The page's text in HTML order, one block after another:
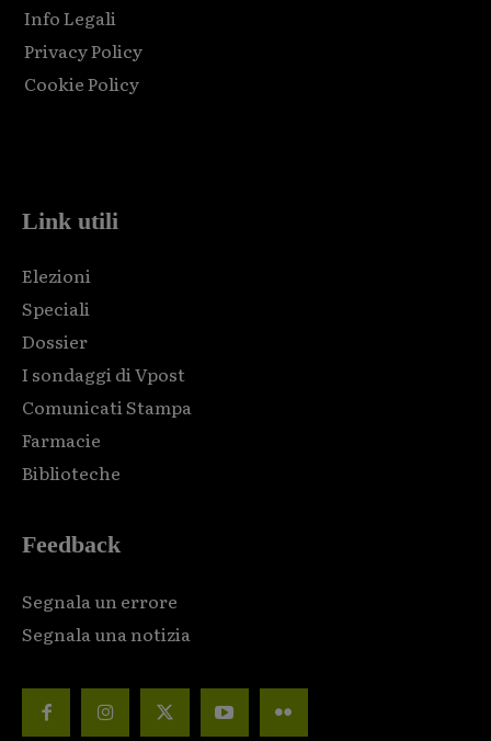
Info Legali
Privacy Policy
Cookie Policy
Link utili
Elezioni
Speciali
Dossier
I sondaggi di Vpost
Comunicati Stampa
Farmacie
Biblioteche
Feedback
Segnala un errore
Segnala una notizia